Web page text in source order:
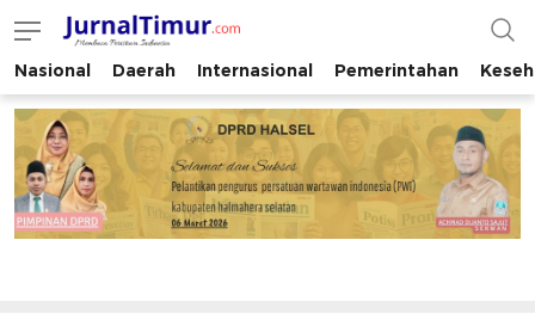
JurnalTimur.com
Membaca Peristiwa Indonesia
Nasional Daerah Internasional Pemerintahan